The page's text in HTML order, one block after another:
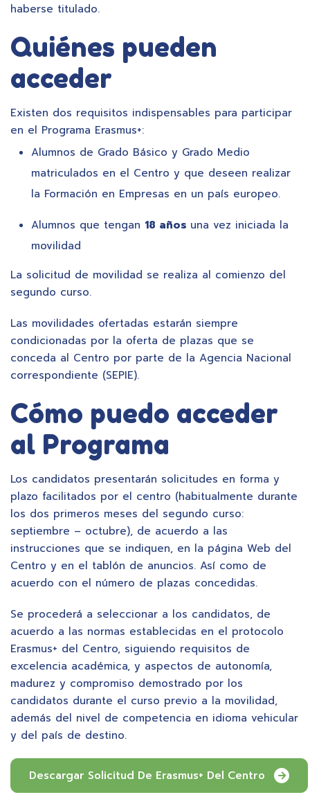
haberse titulado.
Quiénes pueden
acceder
Existen dos requisitos indispensables para participar
en el Programa Erasmus+:
Alumnos de Grado Básico y Grado Medio
matriculados en el Centro y que deseen realizar
la Formación en Empresas en un país europeo.
Alumnos que tengan 18 años una vez iniciada la
movilidad
La solicitud de movilidad se realiza al comienzo del
segundo curso.
Las movilidades ofertadas estarán siempre
condicionadas por la oferta de plazas que se
conceda al Centro por parte de la Agencia Nacional
correspondiente (SEPIE).
Cómo puedo acceder
al Programa
Los candidatos presentarán solicitudes en forma y
plazo facilitados por el centro (habitualmente durante
los dos primeros meses del segundo curso:
septiembre – octubre), de acuerdo a las
instrucciones que se indiquen, en la página Web del
Centro y en el tablón de anuncios. Así como de
acuerdo con el número de plazas concedidas.
Se procederá a seleccionar a los candidatos, de
acuerdo a las normas establecidas en el protocolo
Erasmus+ del Centro, siguiendo requisitos de
excelencia académica, y aspectos de autonomía,
madurez y compromiso demostrado por los
candidatos durante el curso previo a la movilidad,
además del nivel de competencia en idioma vehicular
y del país de destino.
Descargar Solicitud De Erasmus+ Del Centro